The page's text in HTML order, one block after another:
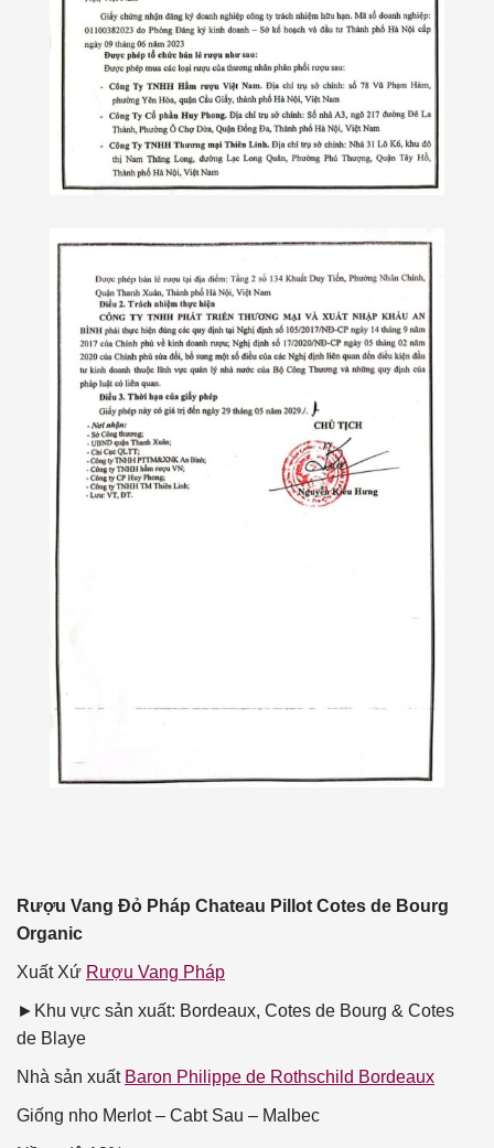
Rượu Vang Đỏ Pháp Chateau Pillot Cotes de Bourg
Organic
Xuất Xứ Rượu Vang Pháp
►Khu vực sản xuất: Bordeaux, Cotes de Bourg & Cotes
de Blaye
Nhà sản xuất Baron Philippe de Rothschild Bordeaux
Giống nho Merlot – Cabt Sau – Malbec